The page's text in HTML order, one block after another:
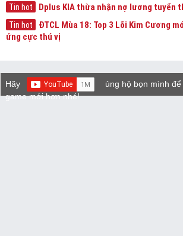
Tin hot Dplus KIA thừa nhận nợ lương tuyển
Tin hot
ĐTCL Mùa 18: Top 3 Lõi Kim Cương
ứng cực thú vị
Hãy
ủng hộ bọn mình
game mới hơn nhé!